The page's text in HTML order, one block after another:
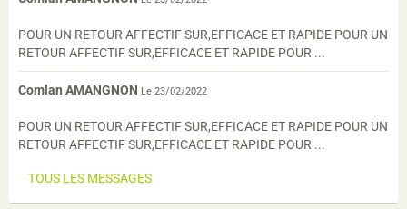
POUR UN RETOUR AFFECTIF SUR,EFFICACE ET RAPIDE POUR UN
RETOUR AFFECTIF SUR,EFFICACE ET RAPIDE POUR ...
Comlan AMANGNON Le 23/02/2022
POUR UN RETOUR AFFECTIF SUR,EFFICACE ET RAPIDE POUR UN
RETOUR AFFECTIF SUR,EFFICACE ET RAPIDE POUR ...
TOUS LES MESSAGES